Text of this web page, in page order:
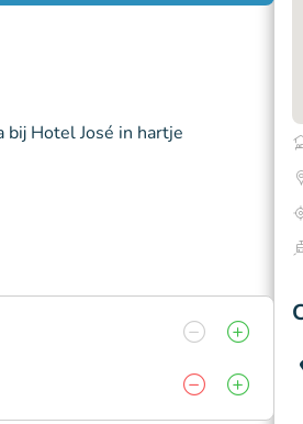
Hotel José in hartje